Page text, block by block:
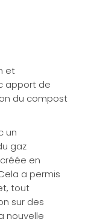
et
apport de
du compost
un
gaz
en
a permis
tout
sur des
nouvelle